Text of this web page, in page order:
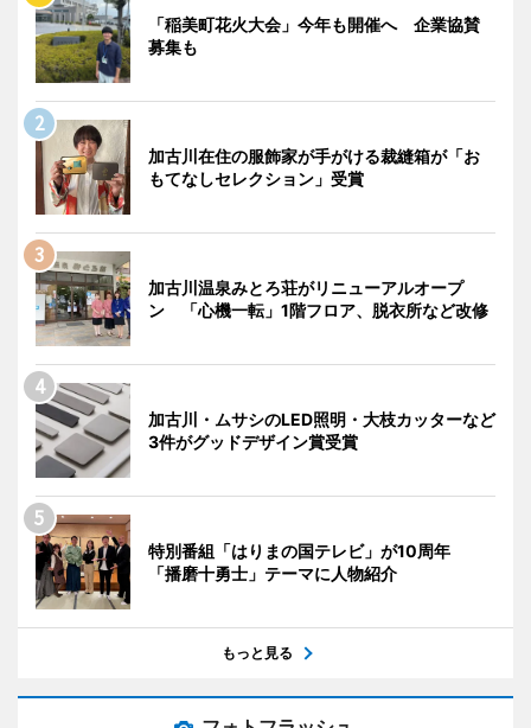
「稲美町花火大会」今年も開催へ 企業協賛
募集も
加古川在住の服飾家が手がける裁縫箱が「お
もてなしセレクション」受賞
加古川温泉みとろ荘がリニューアルオープ
ン 「心機一転」1階フロア、脱衣所など改修
加古川・ムサシのLED照明・大枝カッターなど
3件がグッドデザイン賞受賞
特別番組「はりまの国テレビ」が10周年
「播磨十勇士」テーマに人物紹介
もっと見る